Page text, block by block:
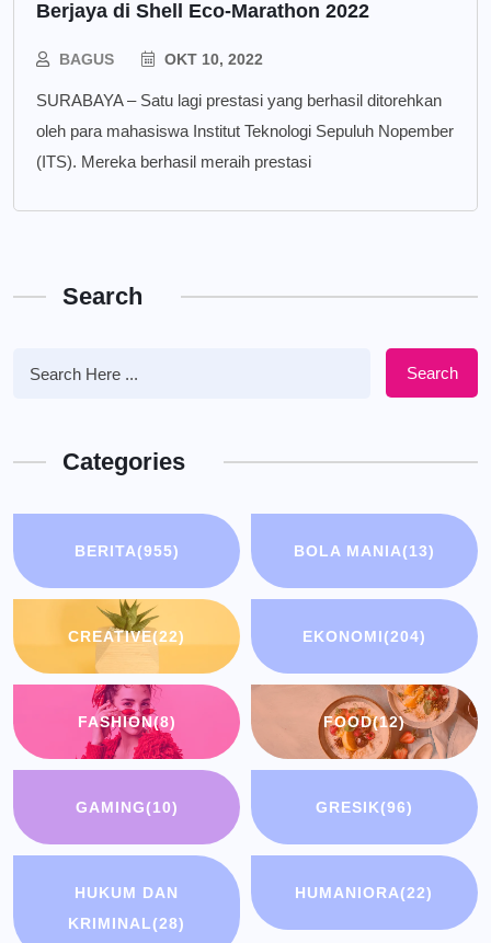
Berjaya di Shell Eco-Marathon 2022
BAGUS OKT 10, 2022
SURABAYA – Satu lagi prestasi yang berhasil ditorehkan
oleh para mahasiswa Institut Teknologi Sepuluh Nopember
(ITS). Mereka berhasil meraih prestasi
Search
Search
Categories
BERITA(955) BOLA MANIA(13)
CREATIVE(22) EKONOMI(204)
FASHION(8) FOOD(12)
GAMING(10) GRESIK(96)
HUKUM DAN
KRIMINAL(28)
HUMANIORA(22)